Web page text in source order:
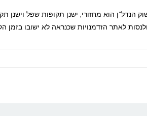
הנדל"ן הוא מחזורי, ישנן תקופות שפל
לאתר הזדמנויות שכנראה לא ישובו בזמן